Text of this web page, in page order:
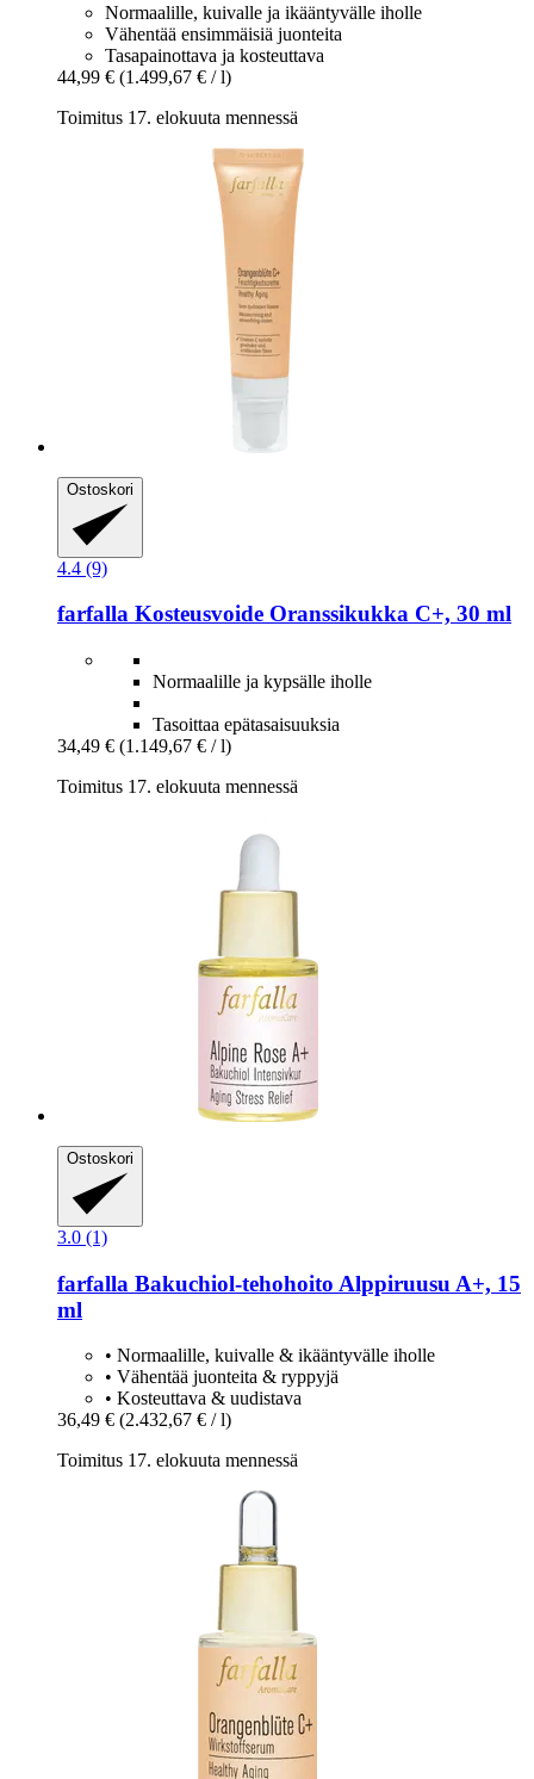
Normaalille, kuivalle ja ikääntyvälle iholle
Vähentää ensimmäisiä juonteita
Tasapainottava ja kosteuttava
44,99 € (1.499,67 € / l)
Toimitus 17. elokuuta mennessä
Ostoskori
4.4 (9)
farfalla Kosteusvoide Oranssikukka C+, 30 ml
Normaalille ja kypsälle iholle
Tasoittaa epätasaisuuksia
34,49 € (1.149,67 € / l)
Toimitus 17. elokuuta mennessä
Ostoskori
3.0 (1)
farfalla Bakuchiol-​tehohoito Alppiruusu A+, 15
ml
• Normaalille, kuivalle & ikääntyvälle iholle
• Vähentää juonteita & ryppyjä
• Kosteuttava & uudistava
36,49 € (2.432,67 € / l)
Toimitus 17. elokuuta mennessä